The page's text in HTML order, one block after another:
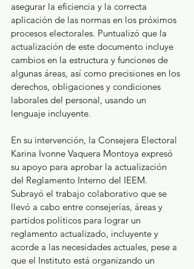
asegurar la eficiencia y la correcta
aplicación de las normas en los próximos
procesos electorales. Puntualizó que la
actualización de este documento incluye
cambios en la estructura y funciones de
algunas áreas, así como precisiones en los
derechos, obligaciones y condiciones
laborales del personal, usando un
lenguaje incluyente.
En su intervención, la Consejera Electoral
Karina Ivonne Vaquera Montoya expresó
su apoyo para aprobar la actualización
del Reglamento Interno del IEEM.
Subrayó el trabajo colaborativo que se
llevó a cabo entre consejerías, áreas y
partidos políticos para lograr un
reglamento actualizado, incluyente y
acorde a las necesidades actuales, pese a
que el Instituto está organizando un